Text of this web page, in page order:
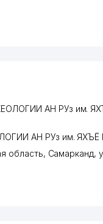
АН РУз им.
АН РУз им.
область, Самарканд,